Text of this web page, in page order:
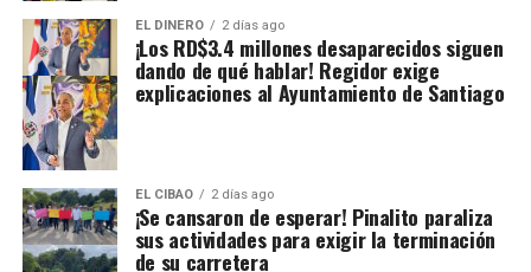
EL DINERO 2 días ago
¡Los RD$3.4 millones desaparecidos siguen
dando de qué hablar! Regidor exige
explicaciones al Ayuntamiento de Santiago
EL CIBAO 2 días ago
¡Se cansaron de esperar! Pinalito paraliza
sus actividades para exigir la terminación
de su carretera